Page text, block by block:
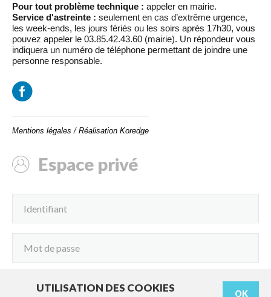
Pour tout problème technique : appeler en mairie.
Service d'astreinte : seulement en cas d’extrême urgence,
les week-ends, les jours fériés ou les soirs après 17h30, vous
pouvez appeler le 03.85.42.43.60 (mairie). Un répondeur vous
indiquera un numéro de téléphone permettant de joindre une
personne responsable.
Mentions légales / Réalisation Koredge
Espace privé
OK
UTILISATION DES COOKIES